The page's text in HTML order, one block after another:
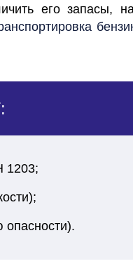
его запасы,
1203;
опасности).